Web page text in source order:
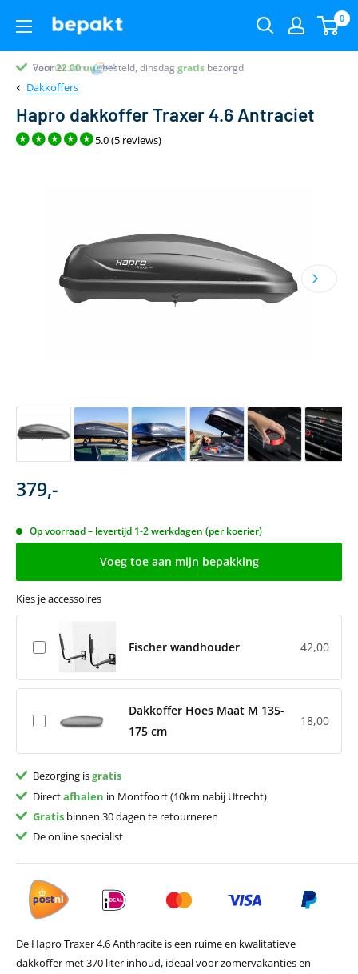
0
Voor22.00uurbesteld, dinsdag gratisbezorgd
Partner van
Partner van
Klantenbeoordeling 9.4
Dakkoffers
Hapro dakkoffer Traxer 4.6 Antraciet
5.0 (5 reviews)
379,-
Op voorraad – levertijd 1-2 werkdagen (per koerier)
Voeg toe aan mijn bepakking
Kies je accessoires
Fischer wandhouder 42,00
Dakkoffer Hoes Maat M 135-
175 cm
18,00
Bezorging isgratis
Directafhalen in Montfoort (10km nabij Utrecht)
Gratisbinnen 30 dagen te retourneren
De online specialist
De Hapro Traxer 4.6 Anthracite is een ruime en kwalitatieve
dakkoffer met 370 liter inhoud, ideaal voor zomervakanties en